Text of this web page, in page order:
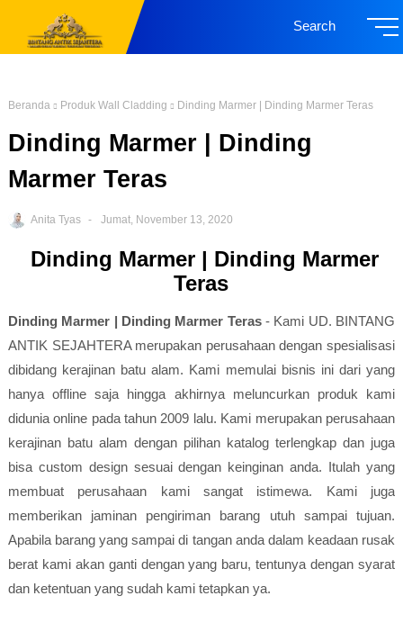
Search
Beranda Produk Wall Cladding Dinding Marmer | Dinding Marmer Teras
Dinding Marmer | Dinding
Marmer Teras
Anita Tyas Jumat, November 13, 2020
Dinding Marmer | Dinding Marmer
Teras
Dinding Marmer | Dinding Marmer Teras- Kami UD. BINTANG
ANTIK SEJAHTERA merupakan perusahaan dengan spesialisasi
dibidang kerajinan batu alam. Kami memulai bisnis ini dari yang
hanya offline saja hingga akhirnya meluncurkan produk kami
didunia online pada tahun 2009 lalu. Kami merupakan perusahaan
kerajinan batu alam dengan pilihan katalog terlengkap dan juga
bisa custom design sesuai dengan keinginan anda. Itulah yang
membuat perusahaan kami sangat istimewa. Kami juga
memberikan jaminan pengiriman barang utuh sampai tujuan.
Apabila barang yang sampai di tangan anda dalam keadaan rusak
berat kami akan ganti dengan yang baru, tentunya dengan syarat
dan ketentuan yang sudah kami tetapkan ya.